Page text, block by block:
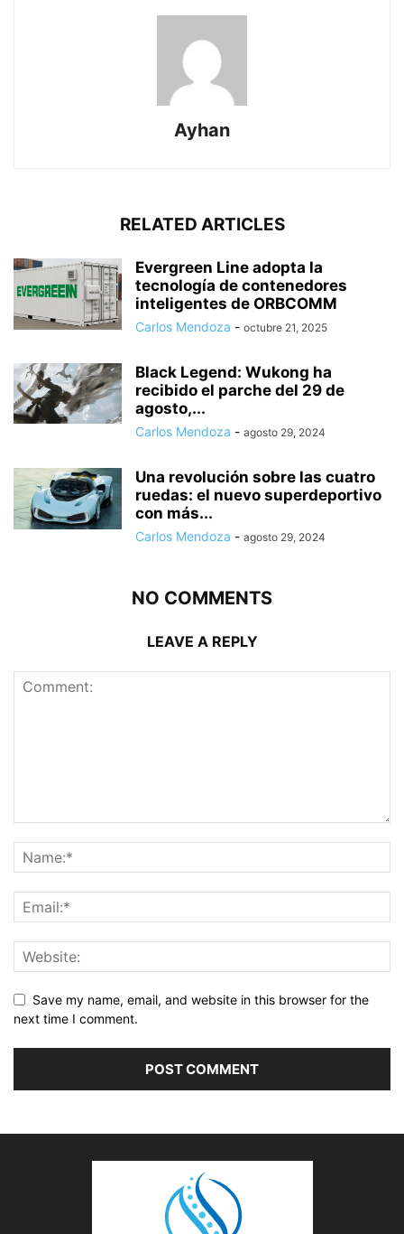
Ayhan
RELATED ARTICLES
Evergreen Line adopta la
tecnología de contenedores
inteligentes de ORBCOMM
Carlos Mendoza - octubre 21, 2025
Black Legend: Wukong ha
recibido el parche del 29 de
agosto,...
Carlos Mendoza - agosto 29, 2024
Una revolución sobre las cuatro
ruedas: el nuevo superdeportivo
con más...
Carlos Mendoza - agosto 29, 2024
NO COMMENTS
LEAVE A REPLY
Save my name, email, and website in this browser for the
next time I comment.